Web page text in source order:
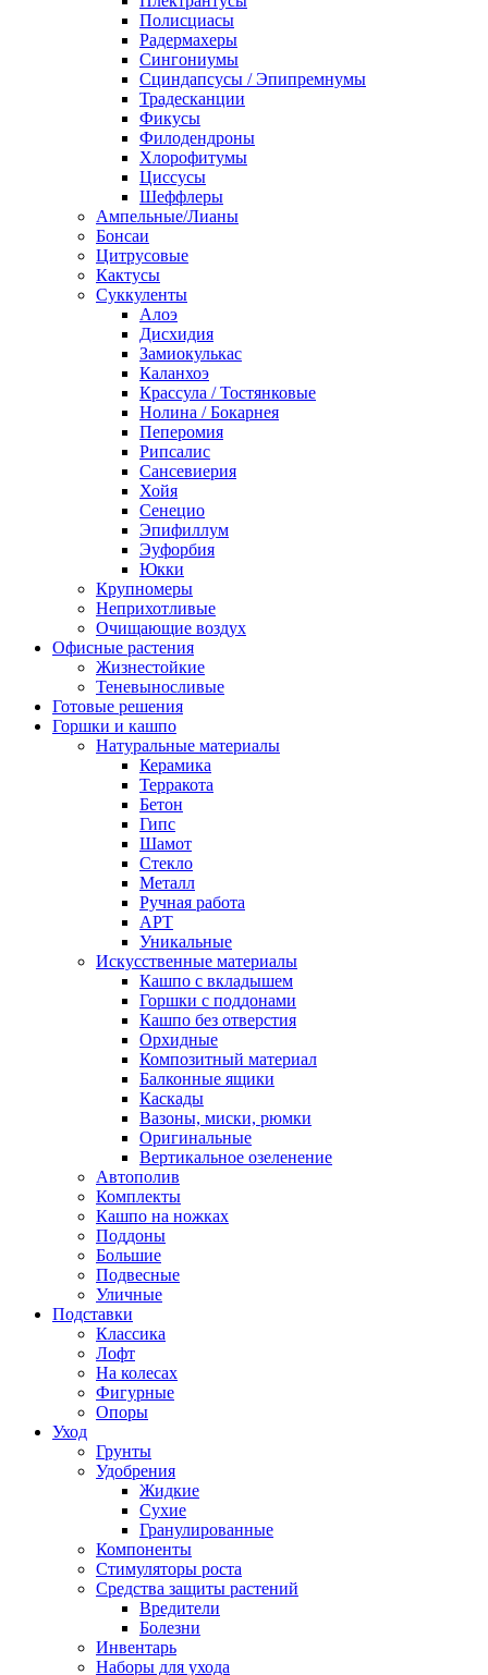
Полисциасы
Радермахеры
Сингониумы
Сциндапсусы / Эпипремнумы
Традесканции
Фикусы
Филодендроны
Хлорофитумы
Циссусы
Шеффлеры
Ампельные/Лианы
Бонсаи
Цитрусовые
Кактусы
Суккуленты
Алоэ
Дисхидия
Замиокулькас
Каланхоэ
Крассула / Тостянковые
Нолина / Бокарнея
Пеперомия
Рипсалис
Сансевиерия
Хойя
Сенецио
Эпифиллум
Эуфорбия
Юкки
Крупномеры
Неприхотливые
Очищающие воздух
Офисные растения
Жизнестойкие
Теневыносливые
Готовые решения
Горшки и кашпо
Натуральные материалы
Керамика
Терракота
Бетон
Гипс
Шамот
Стекло
Металл
Ручная работа
АРТ
Уникальные
Искусственные материалы
Кашпо с вкладышем
Горшки с поддонами
Кашпо без отверстия
Орхидные
Композитный материал
Балконные ящики
Каскады
Вазоны, миски, рюмки
Оригинальные
Вертикальное озеленение
Автополив
Комплекты
Кашпо на ножках
Поддоны
Большие
Подвесные
Уличные
Подставки
Классика
Лофт
На колесах
Фигурные
Опоры
Уход
Грунты
Удобрения
Жидкие
Сухие
Гранулированные
Компоненты
Стимуляторы роста
Средства защиты растений
Вредители
Болезни
Инвентарь
Наборы для ухода